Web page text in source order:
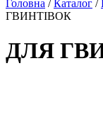
Головна /Каталог /
ГВИНТІВОК
ДЛЯ